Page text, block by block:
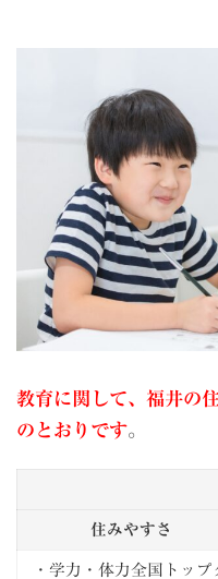
教育に関して、福井の
のとおりです。
住みやすさ
・学力・体力全国トップ